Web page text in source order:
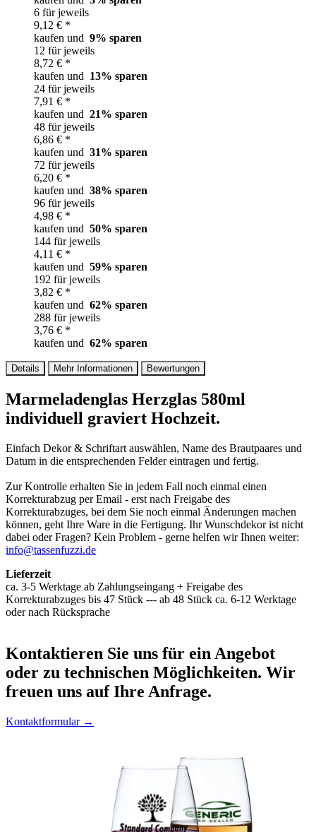
6 für jeweils
9,12 € *
kaufen und 9% sparen
12 für jeweils
8,72 € *
kaufen und 13% sparen
24 für jeweils
7,91 € *
kaufen und 21% sparen
48 für jeweils
6,86 € *
kaufen und 31% sparen
72 für jeweils
6,20 € *
kaufen und 38% sparen
96 für jeweils
4,98 € *
kaufen und 50% sparen
144 für jeweils
4,11 € *
kaufen und 59% sparen
192 für jeweils
3,82 € *
kaufen und 62% sparen
288 für jeweils
3,76 € *
kaufen und 62% sparen
Details Mehr Informationen Bewertungen
Marmeladenglas Herzglas 580ml
individuell graviert Hochzeit.
Einfach Dekor & Schriftart auswählen, Name des Brautpaares und
Datum in die entsprechenden Felder eintragen und fertig.
Zur Kontrolle erhalten Sie in jedem Fall noch einmal einen
Korrekturabzug per Email - erst nach Freigabe des
Korrekturabzuges, bei dem Sie noch einmal Änderungen machen
können, geht Ihre Ware in die Fertigung. Ihr Wunschdekor ist nicht
dabei oder Fragen? Kein Problem - gerne helfen wir Ihnen weiter:
info@tassenfuzzi.de
Lieferzeit
ca. 3-5 Werktage ab Zahlungseingang + Freigabe des
Korrekturabzuges bis 47 Stück --- ab 48 Stück ca. 6-12 Werktage
oder nach Rücksprache
Kontaktieren Sie uns für ein Angebot
oder zu technischen Möglichkeiten. Wir
freuen uns auf Ihre Anfrage.
Kontaktformular →